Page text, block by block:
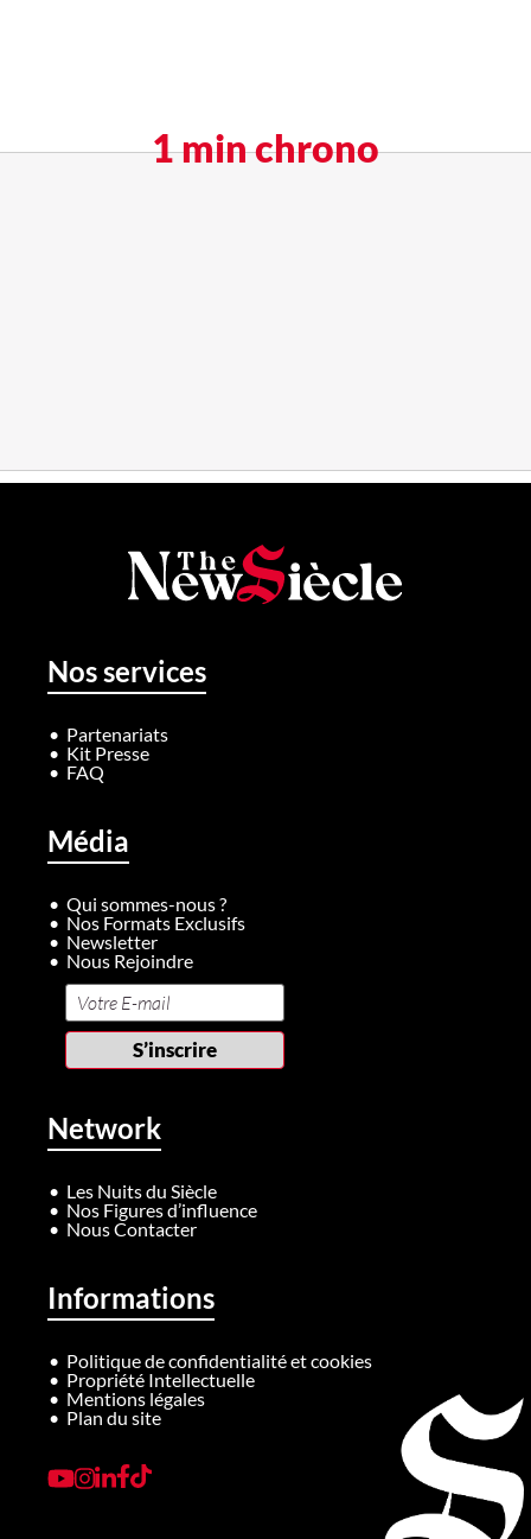
1 min chrono
Nos services
Partenariats
Kit Presse
FAQ
Média
Qui sommes-nous ?
Nos Formats Exclusifs
Newsletter
Nous Rejoindre
Network
Les Nuits du Siècle
Nos Figures d’influence
Nous Contacter
Informations
Politique de confidentialité et cookies
Propriété Intellectuelle
Mentions légales
Plan du site